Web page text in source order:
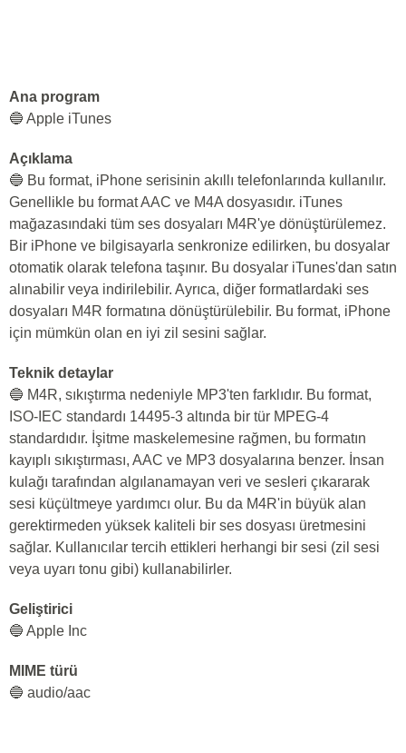
Ana program
🔵 Apple iTunes
Açıklama
🔵 Bu format, iPhone serisinin akıllı telefonlarında kullanılır.
Genellikle bu format AAC ve M4A dosyasıdır. iTunes
mağazasındaki tüm ses dosyaları M4R'ye dönüştürülemez.
Bir iPhone ve bilgisayarla senkronize edilirken, bu dosyalar
otomatik olarak telefona taşınır. Bu dosyalar iTunes'dan satın
alınabilir veya indirilebilir. Ayrıca, diğer formatlardaki ses
dosyaları M4R formatına dönüştürülebilir. Bu format, iPhone
için mümkün olan en iyi zil sesini sağlar.
Teknik detaylar
🔵 M4R, sıkıştırma nedeniyle MP3'ten farklıdır. Bu format,
ISO-IEC standardı 14495-3 altında bir tür MPEG-4
standardıdır. İşitme maskelemesine rağmen, bu formatın
kayıplı sıkıştırması, AAC ve MP3 dosyalarına benzer. İnsan
kulağı tarafından algılanamayan veri ve sesleri çıkararak
sesi küçültmeye yardımcı olur. Bu da M4R'in büyük alan
gerektirmeden yüksek kaliteli bir ses dosyası üretmesini
sağlar. Kullanıcılar tercih ettikleri herhangi bir sesi (zil sesi
veya uyarı tonu gibi) kullanabilirler.
Geliştirici
🔵 Apple Inc
MIME türü
🔵 audio/aac